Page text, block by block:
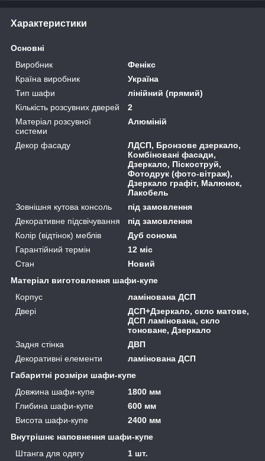
Характеристики
Основні
Виробник
Фенікс
Країна виробник
Україна
Тип шафи
лінійний (прямий)
Кількість розсувних дверей
2
Матеріал розсувної
системи
Алюміній
Декор фасаду
ЛДСП, Бронзове дзеркало,
Комбіновані фасади,
Дзеркало, Піскоструй,
Фотодрук (фото-вітраж),
Дзеркало графіт, Малюнок,
Лакобель
Зовнішня кутова консоль
під замовлення
Декоративне підсвічування
під замовлення
Колір (відтінок) меблів
Дуб сонома
Гарантійний термін
12 міс
Стан
Новий
Матеріал виготовлення шафи-купе
Корпус
ламінована ДСП
Двері
ДСП+Дзеркало, скло матове,
ДСП ламінована, скло
тоноване, Дзеркало
Задня стінка
ДВП
Декоративні елементи
ламінована ДСП
Габаритні розміри шафи-купе
Довжина шафи-купе
1800 мм
Глибина шафи-купе
600 мм
Висота шафи-купе
2400 мм
Внутрішнє наповнення шафи-купе
Штанга для одягу
1 шт.